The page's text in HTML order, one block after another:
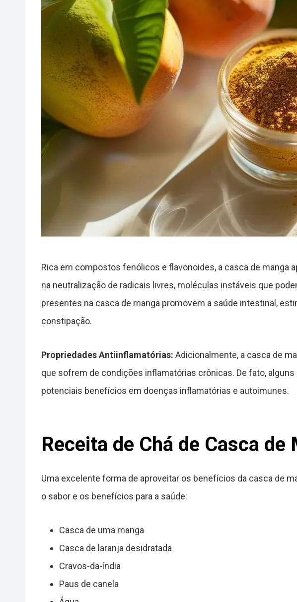
Rica em compostos fenólicos e flavonoides, a casca de
na neutralização de radicais livres, moléculas instáveis que
presentes na casca de manga promovem a saúde intestinal,
constipação.
Propriedades Antiinflamatórias: Adicionalmente, a casca de
que sofrem de condições inflamatórias crônicas. De fato,
potenciais benefícios em doenças inflamatórias e autoimunes.
Receita de Chá de Casca de
Uma excelente forma de aproveitar os benefícios da casca de
o sabor e os benefícios para a saúde:
Casca de uma manga
Casca de laranja desidratada
Cravos-da-índia
Paus de canela